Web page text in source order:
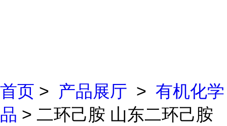
首页 > 产品展厅 > 有机化学
品 > 二环己胺 山东二环己胺